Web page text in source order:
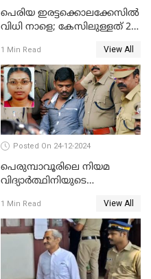
പെരിയ ഇരട്ടക്കൊലക്കേസില്‍
വിധി നാളെ; കേസിലുള്ളത് 24
1 Min Read View All
Posted On 24-12-2024
പെരുമ്പാവൂരിലെ നിയമ
വിദ്യാര്‍ത്ഥിനിയുടെ
അമീറുള്‍ ഇസ്ലാമിന്റെ
മനോനിലയില്‍ കുഴപ്പമില്ലെന്ന്
റിപ്പോര്‍ട്ട്
1 Min Read View All